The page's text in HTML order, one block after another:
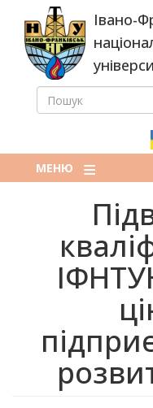
основного
вмісту
Івано-
ПОШУК
МЕНЮ